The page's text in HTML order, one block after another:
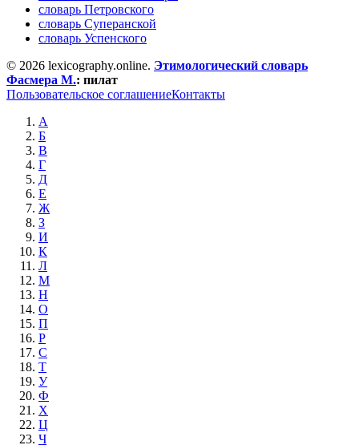
словарь Петровского
словарь Суперанской
словарь Успенского
© 2026 lexicography.online. Этимологический словарь
Фасмера М.: пилат
Пользовательское соглашениеКонтакты
А
Б
В
Г
Д
Е
Ж
З
И
К
Л
М
Н
О
П
Р
С
Т
У
Ф
Х
Ц
Ч